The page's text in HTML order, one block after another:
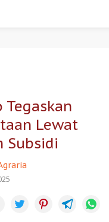
Tegaskan
Lewat
Subsidi